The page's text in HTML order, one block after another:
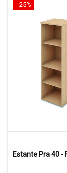
- 25%
Estante Pra 40 -